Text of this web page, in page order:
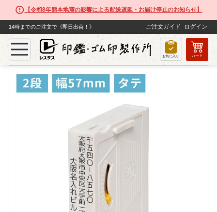
【令和8年熊本地震の影響による配送遅延・お届け停止のお知らせ】
14時までのご注文で《即日出荷！》 ご注文ガイド ログイン
お気に入り カート
TOP ゴム印 【2段セット】アドレス印マーク２（幅57mm）タテ